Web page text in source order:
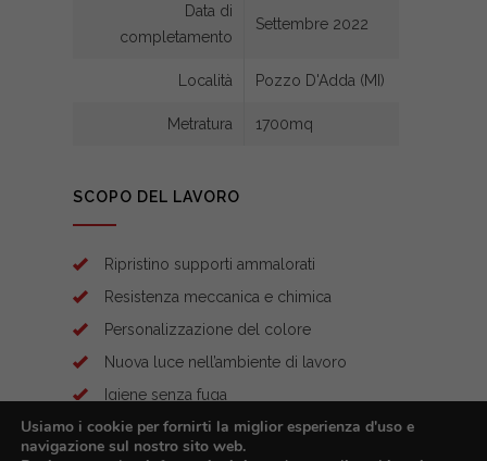
Data di
completamento
Settembre 2022
Località Pozzo D'Adda (MI)
Metratura 1700mq
SCOPO DEL LAVORO
Ripristino supporti ammalorati
Resistenza meccanica e chimica
Personalizzazione del colore
Nuova luce nell’ambiente di lavoro
Igiene senza fuga
Usiamo i cookie per fornirti la miglior esperienza d'uso e
navigazione sul nostro sito web.